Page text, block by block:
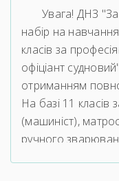
Увага! ДНЗ
набір на
класів за
офіціант
отриманням
На базі 11
(машиніст),
ручного